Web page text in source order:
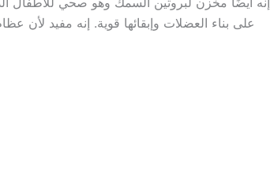
على بناء العضلات وإبقائها قوية. إنه مفيد